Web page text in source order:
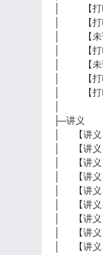
│ 【打印
│ 【打印
│ 【未讲
│ 【打印
│ 【未讲
│ ​​​​​​​【打印
│ ​​​​​​​​​​​​​​【打印
├─讲义
│ 【讲义
│ 【讲义
│ 【讲义
│ 【讲义
│ 【讲义
│ 【讲义
│ 【讲义
│ 【讲义
│ 【讲义